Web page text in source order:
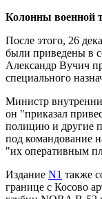
Колонны военной
После этого, 26
были приведены в
Александр Вучич
специального
Министр
он "приказал
полицию и другие
под командование
"их оперативным
Издание N1 также
границе с Косово